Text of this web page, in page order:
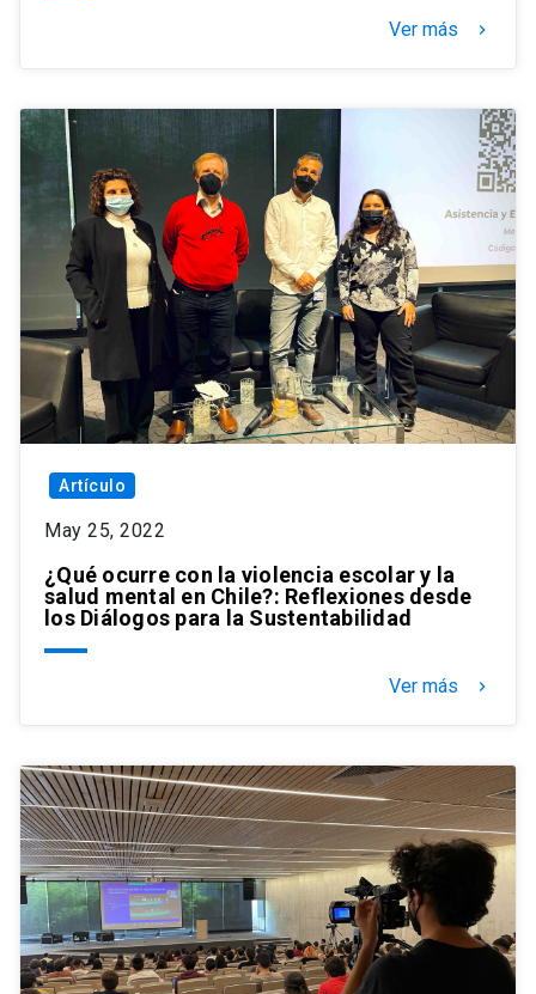
Ver más keyboard_arrow_right
Artículo
May 25, 2022
¿Qué ocurre con la violencia escolar y la
salud mental en Chile?: Reflexiones desde
los Diálogos para la Sustentabilidad
Ver más keyboard_arrow_right